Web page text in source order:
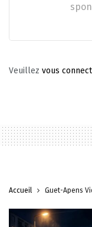
Veuillez vous
Accueil Guet-Apens